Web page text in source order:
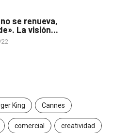
se renueva,
La visión...
King Cannes
comercial creatividad